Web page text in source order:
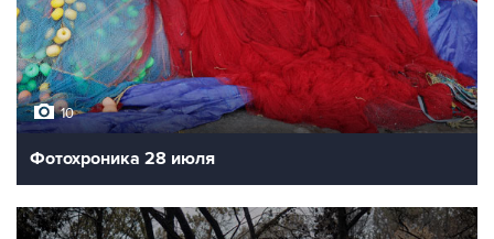
10
Фотохроника 28 июля